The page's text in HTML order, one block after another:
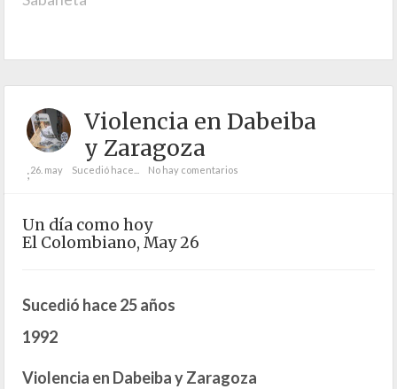
Violencia en Dabeiba
y Zaragoza
;26. may Sucedió hace... No hay comentarios
Un día como hoy
El Colombiano, May 26
Sucedió hace 25 años
1992
Violencia en Dabeiba y Zaragoza